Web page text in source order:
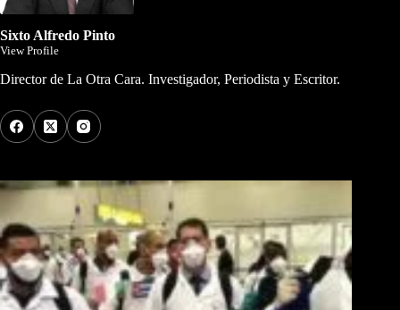
Sixto Alfredo Pinto
View Profile
Director de La Otra Cara. Investigador, Periodista y Escritor.